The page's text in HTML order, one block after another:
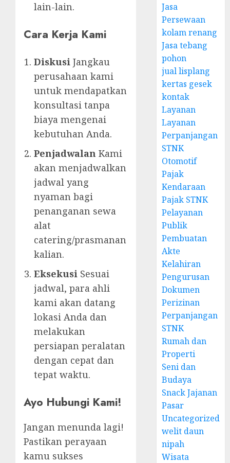
lain-lain.
Cara Kerja Kami
Diskusi Jangkau
perusahaan kami
untuk mendapatkan
konsultasi tanpa
biaya mengenai
kebutuhan Anda.
Penjadwalan Kami
akan menjadwalkan
jadwal yang
nyaman bagi
penanganan sewa
alat
catering/prasmanan
kalian.
Eksekusi Sesuai
jadwal, para ahli
kami akan datang
lokasi Anda dan
melakukan
persiapan peralatan
dengan cepat dan
tepat waktu.
Ayo Hubungi Kami!
Jangan menunda lagi!
Pastikan perayaan
kamu sukses
Jasa
Persewaan
kolam renang
Jasa tebang
pohon
jual lisplang
kertas gesek
kontak
Layanan
Layanan
Perpanjangan
STNK
Otomotif
Pajak
Kendaraan
Pajak STNK
Pelayanan
Publik
Pembuatan
Akte
Kelahiran
Pengurusan
Dokumen
Perizinan
Perpanjangan
STNK
Rumah dan
Properti
Seni dan
Budaya
Snack Jajanan
Pasar
Uncategorized
welit daun
nipah
Wisata